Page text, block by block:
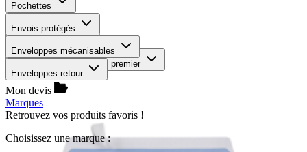
Pochettes
Envois protégés
Enveloppes mécanisables
Enveloppes retour
Mon devis
Marques
Retrouvez vos produits favoris !
Choisissez une marque :
29
moins cher en premier